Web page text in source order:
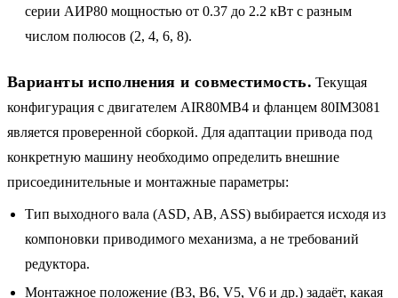
серии АИР80 мощностью от 0.37 до 2.2 кВт с разным
числом полюсов (2, 4, 6, 8).
Варианты исполнения и совместимость. Текущая
конфигурация с двигателем AIR80MB4 и фланцем 80IM3081
является проверенной сборкой. Для адаптации привода под
конкретную машину необходимо определить внешние
присоединительные и монтажные параметры:
Тип выходного вала (ASD, AB, ASS) выбирается исходя из
компоновки приводимого механизма, а не требований
редуктора.
Монтажное положение (B3, B6, V5, V6 и др.) задаёт, какая